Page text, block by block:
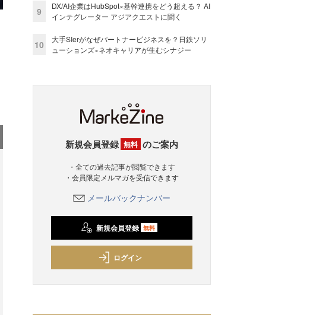
9
DX/AI企業はHubSpot×基幹連携をどう超える？ AI
インテグレーター アジアクエストに聞く
10
大手SIerがなぜパートナービジネスを？日鉄ソリ
ューションズ×ネオキャリアが生むシナジー
新規会員登録 無料 のご案内
・全ての過去記事が閲覧できます
・会員限定メルマガを受信できます
メールバックナンバー
新規会員登録 無料
ログイン